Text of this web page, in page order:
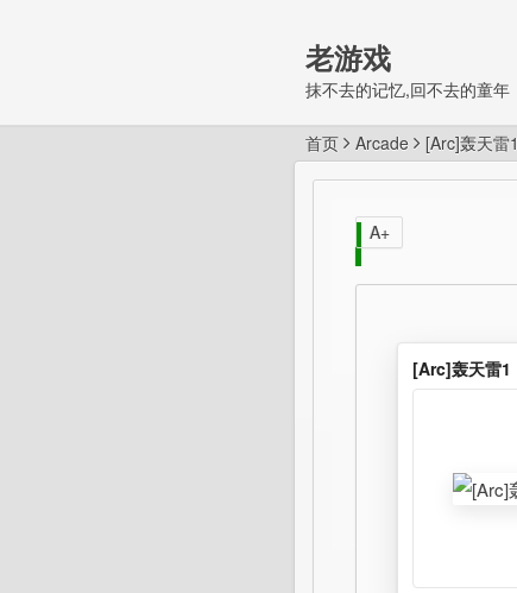
老游戏
抹不去的记忆,回不去的童年
首页 Arcade [Arc]轰天雷1
[Arc]轰天雷1
A+